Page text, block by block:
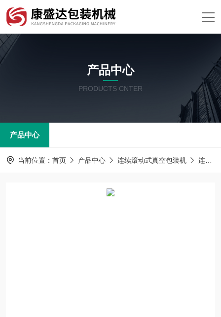
产品中心
PRODUCTS CNTER
产品中心
当前位置： 首页 产品中心 连续滚动式真空包装机 连续滚动式真空包装机